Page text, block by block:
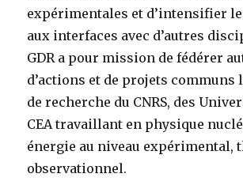
expérimentales et d’intensifier
aux interfaces avec d’autres
GDR a pour mission de fédérer
d’actions et de projets communs
de recherche du CNRS, des
CEA travaillant en physique
énergie au niveau expérimental,
observationnel.